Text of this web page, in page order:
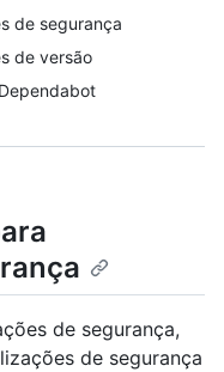
de segurança
de versão
de segurança,
de segurança